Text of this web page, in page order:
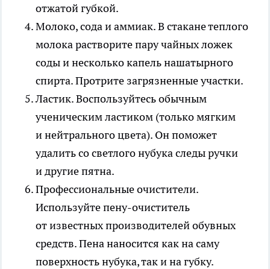
отжатой губкой.
Молоко, сода и аммиак.В стакане теплого
молока растворите пару чайных ложек
соды и несколько капель нашатырного
спирта. Протрите загрязненные участки.
Ластик.Воспользуйтесь обычным
ученическим ластиком (только мягким
и нейтрального цвета). Он поможет
удалить со светлого нубука следы ручки
и другие пятна.
Профессиональные очистители.
Используйте пену-очиститель
от известных производителей обувных
средств. Пена наносится как на саму
поверхность нубука, так и на губку.